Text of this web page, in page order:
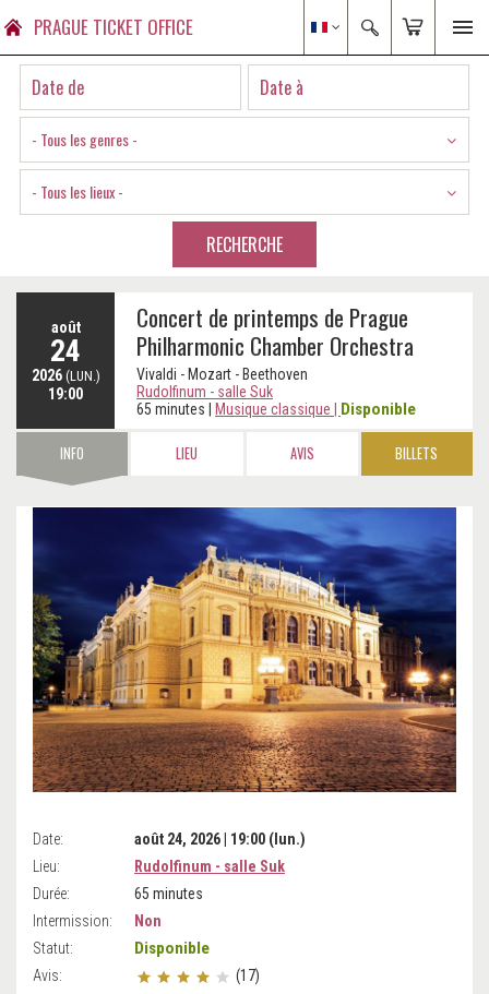
PRAGUE TICKET OFFICE
- Tous les genres -
- Tous les lieux -
RECHERCHE
août
24
2026 (LUN.)
19:00
Concert de printemps de Prague
Philharmonic Chamber Orchestra
Vivaldi - Mozart - Beethoven
Rudolfinum - salle Suk
65 minutes
Musique classique Disponible
INFO LIEU AVIS BILLETS
Date:
août 24, 2026 | 19:00 (lun.)
Lieu:
Rudolfinum - salle Suk
Durée:
65 minutes
Intermission:
Non
Statut:
Disponible
Avis: (17)